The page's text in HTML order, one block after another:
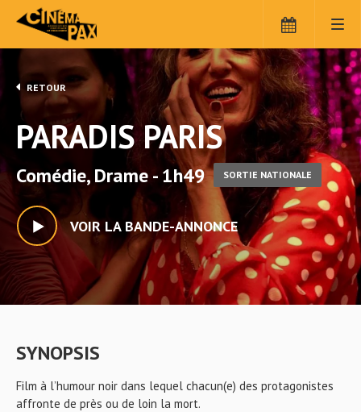
RETOUR
PARADIS PARIS
Comédie, Drame - 1h49 SORTIE NATIONALE
VOIR LA BANDE-ANNONCE
SYNOPSIS
Film à l’humour noir dans lequel chacun(e) des protagonistes
affronte de près ou de loin la mort.